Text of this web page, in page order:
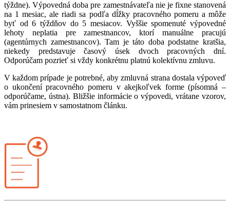
týždne). Výpovedná doba pre zamestnávateľa nie je fixne stanovená
na 1 mesiac, ale riadi sa podľa dĺžky pracovného pomeru a môže
byť od 6 týždňov do 5 mesiacov. Vyššie spomenuté výpovedné
lehoty neplatia pre zamestnancov, ktorí manuálne pracujú
(agentúrnych zamestnancov). Tam je táto doba podstatne kratšia,
niekedy predstavuje časový úsek dvoch pracovných dní.
Odporúčam pozrieť si vždy konkrétnu platnú kolektívnu zmluvu.
V každom prípade je potrebné, aby zmluvná strana dostala výpoveď
o ukončení pracovného pomeru v akejkoľvek forme (písomná –
odporúčame, ústna). Bližšie informácie o výpovedi, vrátane vzorov,
vám prinesiem v samostatnom článku.